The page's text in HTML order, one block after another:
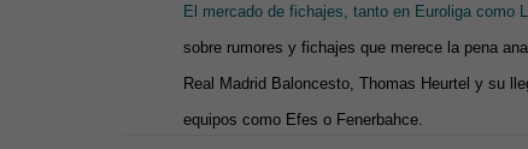
El mercado de fichajes, tanto en Euroliga como
sobre rumores y fichajes que merece la pena
Real Madrid Baloncesto, Thomas Heurtel y su
equipos como Efes o Fenerbahce.